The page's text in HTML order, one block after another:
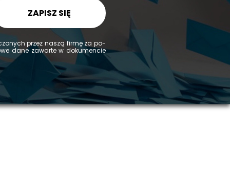
ZAPISZ SIĘ
przez naszą firmę za po­
dane za­war­te w do­ku­men­cie